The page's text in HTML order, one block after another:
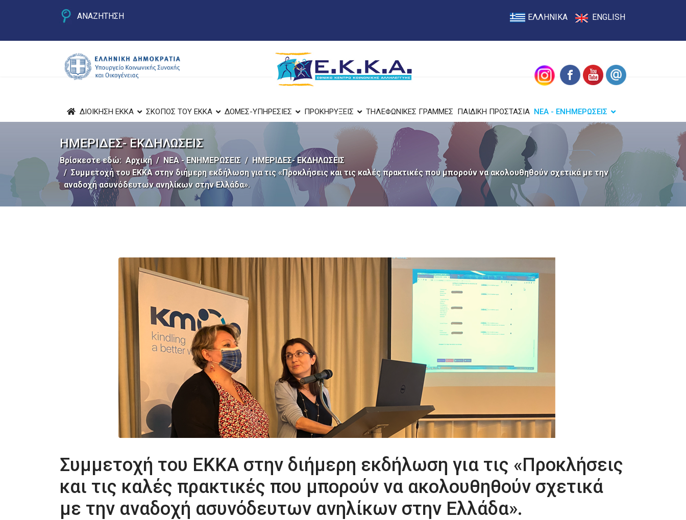
ΑΝΑΖΗΤΗΣΗ ΕΛΛΗΝΙΚΑ ENGLISH
ΔΙΟΙΚΗΣΗ ΕΚΚΑ ΣΚΟΠΟΣ ΤΟΥ ΕΚΚΑ ΔΟΜΕΣ-ΥΠΗΡΕΣΙΕΣ ΠΡΟΚΗΡΥΞΕΙΣ ΤΗΛΕΦΩΝΙΚΕΣ ΓΡΑΜΜΕΣ ΠΑΙΔΙΚΗ ΠΡΟΣΤΑΣΙΑ ΝΕΑ - ΕΝΗΜΕΡΩΣΕΙΣ
ΗΜΕΡΙΔΕΣ- ΕΚΔΗΛΩΣΕΙΣ
Βρίσκεστε εδώ: Αρχική ΝΕΑ - ΕΝΗΜΕΡΩΣΕΙΣ
ΗΜΕΡΙΔΕΣ- ΕΚΔΗΛΩΣΕΙΣ
Συμμετοχή του ΕΚΚΑ στην διήμερη εκδήλωση για τις «Προκλήσεις και τις καλές πρακτικές που μπορούν να ακολουθηθούν σχετικά με την
αναδοχή ασυνόδευτων ανηλίκων στην Ελλάδα».
Συμμετοχή του ΕΚΚΑ στην διήμερη εκδήλωση για τις «Προκλήσεις
και τις καλές πρακτικές που μπορούν να ακολουθηθούν σχετικά
με την αναδοχή ασυνόδευτων ανηλίκων στην Ελλάδα».